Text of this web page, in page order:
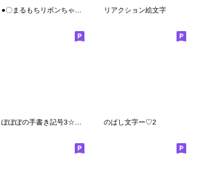
●〇まるもちリボンちゃん絵文字2〇● リアクション絵文字
のばし文字ー♡2